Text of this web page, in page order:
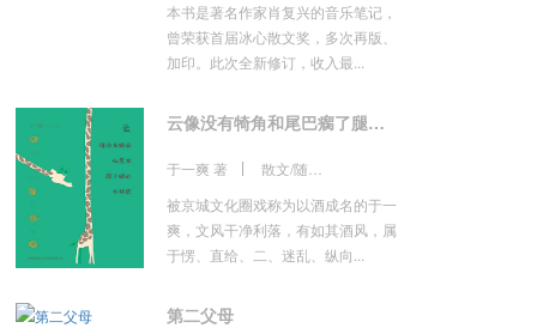
本书是著名作家肖复兴的音乐笔记，
曾荣获首届冰心散文奖，多次再版、
加印。此次全新修订，收入最...
云像没有犄角和尾巴瘸了腿的长颈鹿
于一爽 著
被京城文化圈戏称为以酒成名的于一
爽，文风干净利落，有如其酒风，属
于愣、直给、二、迷乱、纵向...
第二父母